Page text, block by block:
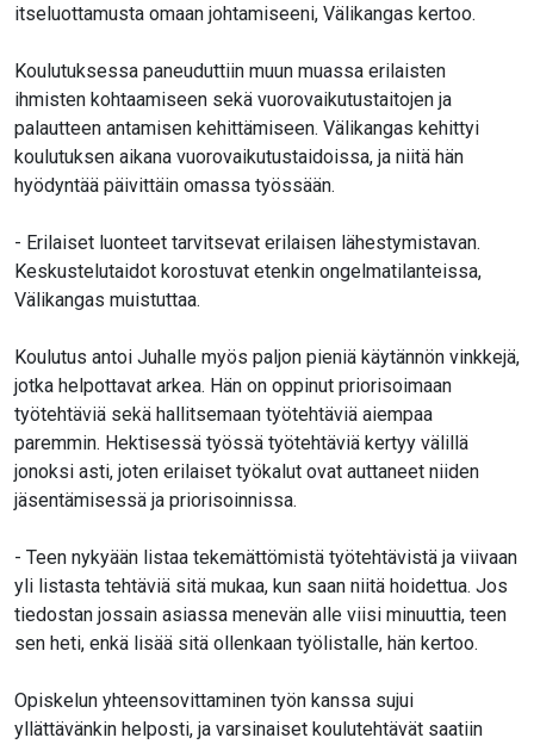
itseluottamusta omaan johtamiseeni, Välikangas kertoo.
Koulutuksessa paneuduttiin muun muassa erilaisten
ihmisten kohtaamiseen sekä vuorovaikutustaitojen ja
palautteen antamisen kehittämiseen. Välikangas kehittyi
koulutuksen aikana vuorovaikutustaidoissa, ja niitä hän
hyödyntää päivittäin omassa työssään.
- Erilaiset luonteet tarvitsevat erilaisen lähestymistavan.
Keskustelutaidot korostuvat etenkin ongelmatilanteissa,
Välikangas muistuttaa.
Koulutus antoi Juhalle myös paljon pieniä käytännön vinkkejä,
jotka helpottavat arkea. Hän on oppinut priorisoimaan
työtehtäviä sekä hallitsemaan työtehtäviä aiempaa
paremmin. Hektisessä työssä työtehtäviä kertyy välillä
jonoksi asti, joten erilaiset työkalut ovat auttaneet niiden
jäsentämisessä ja priorisoinnissa.
- Teen nykyään listaa tekemättömistä työtehtävistä ja viivaan
yli listasta tehtäviä sitä mukaa, kun saan niitä hoidettua. Jos
tiedostan jossain asiassa menevän alle viisi minuuttia, teen
sen heti, enkä lisää sitä ollenkaan työlistalle, hän kertoo.
Opiskelun yhteensovittaminen työn kanssa sujui
yllättävänkin helposti, ja varsinaiset koulutehtävät saatiin